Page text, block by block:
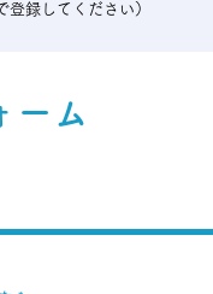
登録してください）
ーム